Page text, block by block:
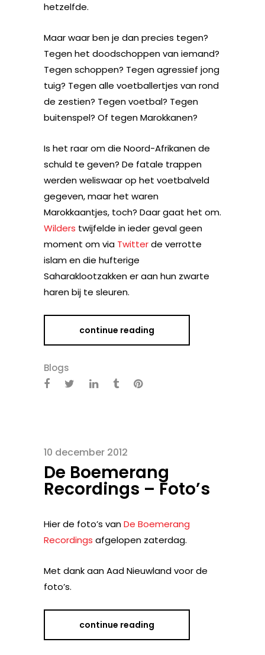
hetzelfde.
Maar waar ben je dan precies tegen?
Tegen het doodschoppen van iemand?
Tegen schoppen? Tegen agressief jong
tuig? Tegen alle voetballertjes van rond
de zestien? Tegen voetbal? Tegen
buitenspel? Of tegen Marokkanen?
Is het raar om die Noord-Afrikanen de
schuld te geven? De fatale trappen
werden weliswaar op het voetbalveld
gegeven, maar het waren
Marokkaantjes, toch? Daar gaat het om.
Wilders twijfelde in ieder geval geen
moment om via Twitterde verrotte
islam en die hufterige
Saharaklootzakken er aan hun zwarte
haren bij te sleuren.
continue reading
Blogs
10 december 2012
De Boemerang
Recordings – Foto’s
Hier de foto’s vanDe Boemerang
Recordings afgelopen zaterdag.
Met dank aan Aad Nieuwland voor de
foto’s.
continue reading